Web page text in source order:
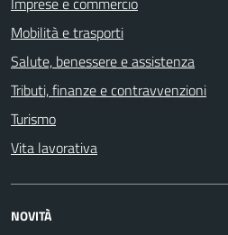
Mobilità e trasporti
Salute, benessere e assistenza
Tributi, finanze e contravvenzioni
Turismo
Vita lavorativa
NOVITÀ